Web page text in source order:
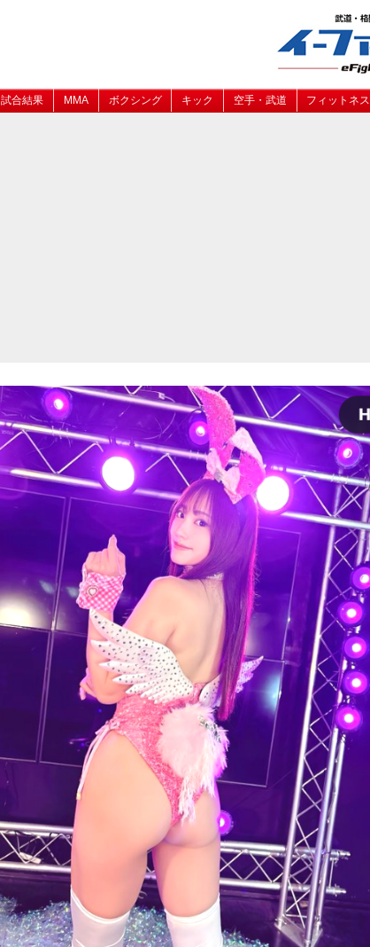
試合結果 MMA ボクシング キック 空手・武道 フィットネス